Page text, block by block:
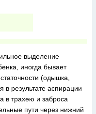
выделение
иногда бывает
(одышка,
в результате аспирации
в трахею и заброса
пути через нижний